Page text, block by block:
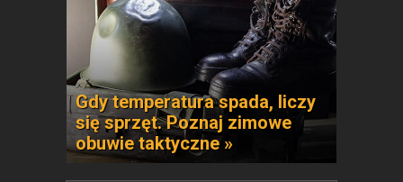
Gdy temperatura spada, liczy
się sprzęt. Poznaj zimowe
obuwie taktyczne »